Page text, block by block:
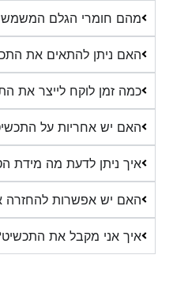
מהם חומרי הגלם
האם ניתן להתאים את
כמה זמן לוקח לייצר את
האם יש אחריות על
איך ניתן לדעת מה מידת
האם יש אפשרות להחזרה
איך אני מקבל את